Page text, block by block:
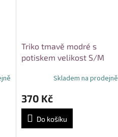
Triko tmavě modré s
potiskem velikost S/M
Skladem na prodejně
370 Kč
Do košíku